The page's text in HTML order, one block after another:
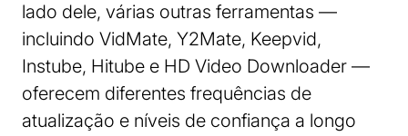
lado dele, várias outras ferramentas —
incluindo VidMate, Y2Mate, Keepvid,
Instube, Hitube e HD Video Downloader —
oferecem diferentes frequências de
atualização e níveis de confiança a longo